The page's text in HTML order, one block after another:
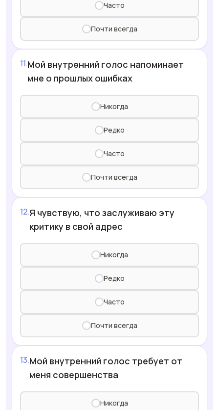
Часто
Почти всегда
Мой внутренний голос напоминает
мне о прошлых ошибках
Никогда
Редко
Часто
Почти всегда
Я чувствую, что заслуживаю эту
критику в свой адрес
Никогда
Редко
Часто
Почти всегда
Мой внутренний голос требует от
меня совершенства
Никогда